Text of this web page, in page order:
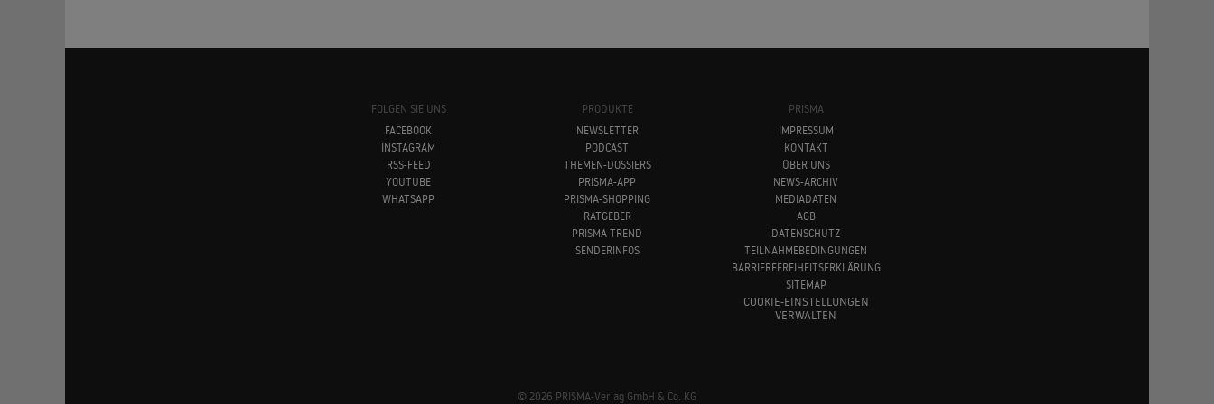
FOLGEN SIE UNS
FACEBOOK
INSTAGRAM
RSS-FEED
YOUTUBE
WHATSAPP
PRODUKTE
NEWSLETTER
PODCAST
THEMEN-DOSSIERS
PRISMA-APP
PRISMA-SHOPPING
RATGEBER
PRISMA TREND
SENDERINFOS
PRISMA
IMPRESSUM
KONTAKT
ÜBER UNS
NEWS-ARCHIV
MEDIADATEN
AGB
DATENSCHUTZ
TEILNAHMEBEDINGUNGEN
BARRIEREFREIHEITSERKLÄRUNG
SITEMAP
COOKIE-EINSTELLUNGEN
VERWALTEN
© 2026 PRISMA-Verlag GmbH & Co. KG